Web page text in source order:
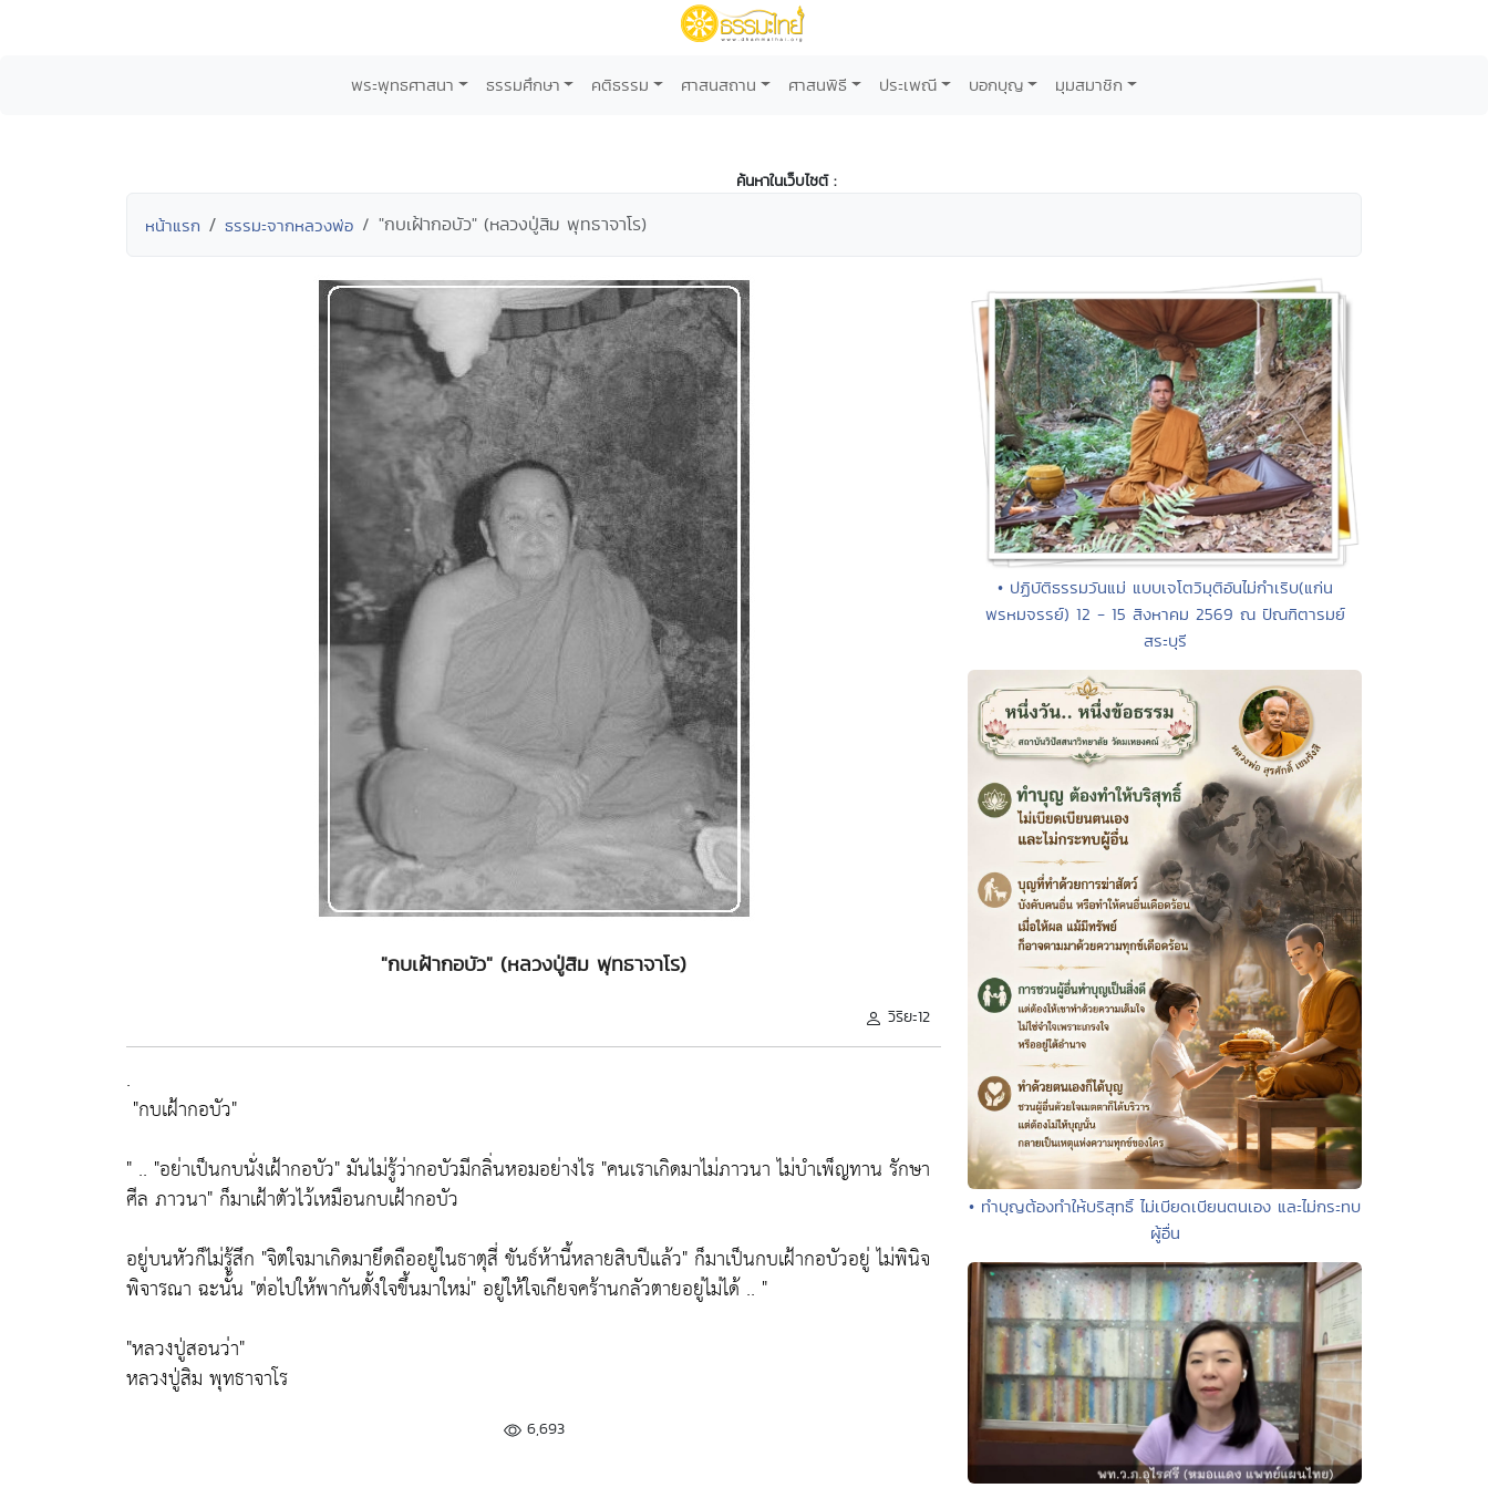
พระพุทธศาสนา ธรรมศึกษา คติธรรม ศาสนสถาน ศาสนพิธี ประเพณี บอกบุญ มุมสมาชิก
ค้นหาในเว็บไซต์ :
หน้าแรก ธรรมะจากหลวงพ่อ "กบเฝ้ากอบัว" (หลวงปู่สิม พุทธาจาโร)
"กบเฝ้ากอบัว" (หลวงปู่สิม พุทธาจาโร)
วิริยะ12
.
"กบเฝ้ากอบัว"
" .. "อย่าเป็นกบนั่งเฝ้ากอบัว"มันไม่รู้ว่ากอบัวมีกลิ่นหอมอย่างไร "คนเราเกิดมาไม่ภาวนา ไม่บำเพ็ญทาน รักษา
ศีล ภาวนา" ก็มาเฝ้าตัวไว้เหมือนกบเฝ้ากอบัว
อยู่บนหัวก็ไม่รู้สึก "จิตใจมาเกิดมายึดถืออยู่ในธาตุสี่ ขันธ์ห้านี้หลายสิบปีแล้ว" ก็มาเป็นกบเฝ้ากอบัวอยู่ ไม่พินิจ
พิจารณา ฉะนั้น "ต่อไปให้พากันตั้งใจขึ้นมาใหม่"อยู่ให้ใจเกียจคร้านกลัวตายอยู่ไม่ได้ .. "
"หลวงปู่สอนว่า"
หลวงปู่สิม พุทธาจาโร
6,693
• ปฏิบัติธรรมวันแม่ แบบเจโตวิมุติอันไม่กำเริบ(แก่น
พรหมจรรย์) 12 - 15 สิงหาคม 2569 ณ ปัณฑิตารมย์
สระบุรี
• ทำบุญต้องทำให้บริสุทธิ์ ไม่เบียดเบียนตนเอง และไม่กระทบ
ผู้อื่น